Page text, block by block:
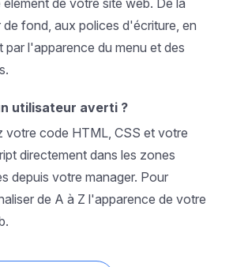
de votre site web. De la
de fond, aux polices d'écriture, en
par l'apparence du menu et des
utilisateur averti ?
votre code HTML, CSS et votre
directement dans les zones
depuis votre manager. Pour
de A à Z l'apparence de votre